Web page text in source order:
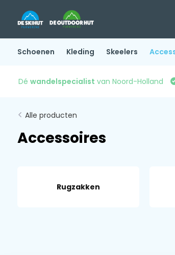
Schoenen Kleding Skeelers
Dé wandelspecialist van Noord-Holland
Alle producten
Accessoires
Rugzakken